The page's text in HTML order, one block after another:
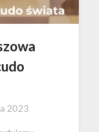
2023